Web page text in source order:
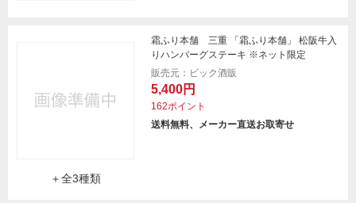
＋全3種類
霜ふり本舗 三重 「霜ふり本舗」 松阪牛入
りハンバーグステーキ ※ネット限定
販売元：ビック酒販
5,400円
162ポイント
送料無料、メーカー直送お取寄せ